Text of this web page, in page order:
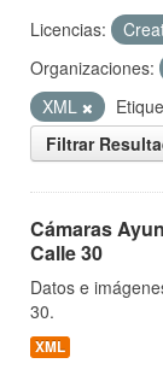
Licencias:
Organizaciones:
XML
Filtrar
Cámaras
Calle 30
Datos e
30.
XML